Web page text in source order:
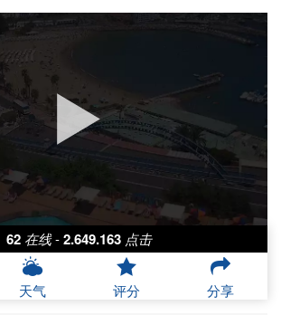
62 在线 - 2.649.163 点击
天气 评分 分享